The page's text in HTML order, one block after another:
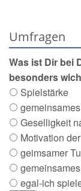
Umfragen
Was ist Dir bei
besonders
Spielstärke
Geselligkeit
Motivation
geimsamer
egal-ich